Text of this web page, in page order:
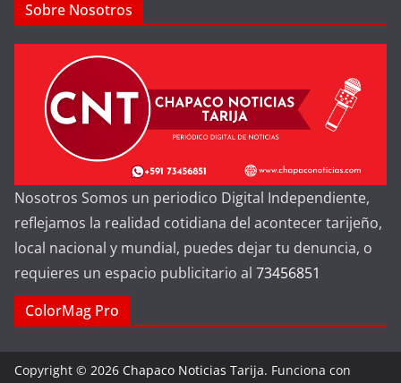
Sobre Nosotros
Nosotros Somos un periodico Digital Independiente,
reflejamos la realidad cotidiana del acontecer tarijeño,
local nacional y mundial, puedes dejar tu denuncia, o
requieres un espacio publicitario al 73456851
ColorMag Pro
Copyright © 2026 Chapaco Noticias Tarija. Funciona con